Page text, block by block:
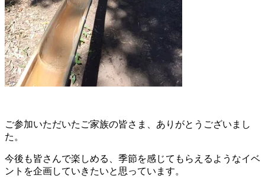
ご参加いただいたご家族の皆さま、ありがとうございまし
た。
今後も皆さんで楽しめる、季節を感じてもらえるようなイベ
ントを企画していきたいと思っています。